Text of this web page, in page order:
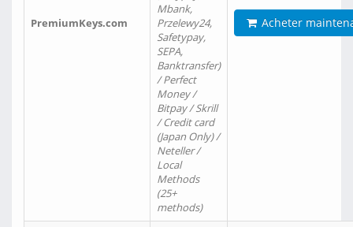
PremiumKeys.com
Mbank,
Przelewy24,
Safetypay,
SEPA,
Banktransfer)
/ Perfect
Money /
Bitpay / Skrill
/ Credit card
(Japan Only) /
Neteller /
Local
Methods
(25+
methods)
Acheter